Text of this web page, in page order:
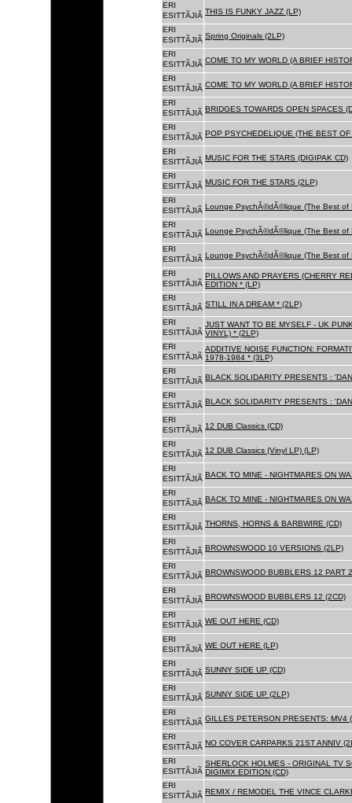
ERI
ESITTÃJIÃ THIS IS FUNKY JAZZ (LP)
ERI
ESITTÃJIÃ Spring Originals (2LP)
ERI
ESITTÃJIÃ COME TO MY WORLD (A BRIEF
ERI
ESITTÃJIÃ COME TO MY WORLD (A BRIEF
ERI
ESITTÃJIÃ BRIDGES TOWARDS OPEN SPACES
ERI
ESITTÃJIÃ POP PSYCHEDELIQUE (THE BEST
ERI
ESITTÃJIÃ MUSIC FOR THE STARS (DIGIPAK CD)
ERI
ESITTÃJIÃ MUSIC FOR THE STARS (2LP)
ERI
ESITTÃJIÃ Lounge PsychÃ©dÃ©lique (The Best of
ERI
ESITTÃJIÃ Lounge PsychÃ©dÃ©lique (The Best
ERI
ESITTÃJIÃ Lounge PsychÃ©dÃ©lique (The Best
ERI
ESITTÃJIÃ
PILLOWS AND PRAYERS (CHERRY
EDITION * (LP)
ERI
ESITTÃJIÃ STILL IN A DREAM * (2LP)
ERI
ESITTÃJIÃ
JUST WANT TO BE MYSELF - UK
VINYL) * (2LP)
ERI
ESITTÃJIÃ
ADDITIVE NOISE FUNCTION:
1978-1984 * (3LP)
ERI
ESITTÃJIÃ BLACK SOLIDARITY PRESENTS :
ERI
ESITTÃJIÃ BLACK SOLIDARITY PRESENTS :
ERI
ESITTÃJIÃ 12 DUB Classics (CD)
ERI
ESITTÃJIÃ 12 DUB Classics (Vinyl LP) (LP)
ERI
ESITTÃJIÃ BACK TO MINE - NIGHTMARES ON
ERI
ESITTÃJIÃ BACK TO MINE - NIGHTMARES ON
ERI
ESITTÃJIÃ THORNS, HORNS & BARBWIRE (CD)
ERI
ESITTÃJIÃ BROWNSWOOD 10 VERSIONS (2LP)
ERI
ESITTÃJIÃ BROWNSWOOD BUBBLERS 12 PART
ERI
ESITTÃJIÃ BROWNSWOOD BUBBLERS 12 (2CD)
ERI
ESITTÃJIÃ WE OUT HERE (CD)
ERI
ESITTÃJIÃ WE OUT HERE (LP)
ERI
ESITTÃJIÃ SUNNY SIDE UP (CD)
ERI
ESITTÃJIÃ SUNNY SIDE UP (2LP)
ERI
ESITTÃJIÃ GILLES PETERSON PRESENTS: MV4
ERI
ESITTÃJIÃ NO COVER CARPARKS 21ST ANNIV
ERI
ESITTÃJIÃ
SHERLOCK HOLMES - ORIGINAL TV
DIGIMIX EDITION (CD)
ERI
ESITTÃJIÃ REMIX / REMODEL THE VINCE